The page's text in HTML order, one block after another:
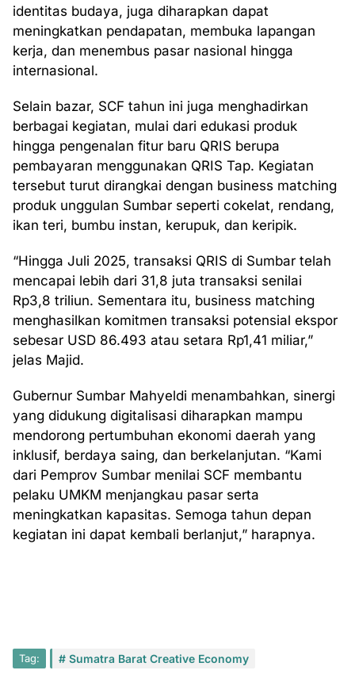
identitas budaya, juga diharapkan dapat
meningkatkan pendapatan, membuka lapangan
kerja, dan menembus pasar nasional hingga
internasional.
Selain bazar, SCF tahun ini juga menghadirkan
berbagai kegiatan, mulai dari edukasi produk
hingga pengenalan fitur baru QRIS berupa
pembayaran menggunakan QRIS Tap. Kegiatan
tersebut turut dirangkai dengan business matching
produk unggulan Sumbar seperti cokelat, rendang,
ikan teri, bumbu instan, kerupuk, dan keripik.
“Hingga Juli 2025, transaksi QRIS di Sumbar telah
mencapai lebih dari 31,8 juta transaksi senilai
Rp3,8 triliun. Sementara itu, business matching
menghasilkan komitmen transaksi potensial ekspor
sebesar USD 86.493 atau setara Rp1,41 miliar,”
jelas Majid.
Gubernur Sumbar Mahyeldi menambahkan, sinergi
yang didukung digitalisasi diharapkan mampu
mendorong pertumbuhan ekonomi daerah yang
inklusif, berdaya saing, dan berkelanjutan. “Kami
dari Pemprov Sumbar menilai SCF membantu
pelaku UMKM menjangkau pasar serta
meningkatkan kapasitas. Semoga tahun depan
kegiatan ini dapat kembali berlanjut,” harapnya.
Tag: Sumatra Barat Creative Economy